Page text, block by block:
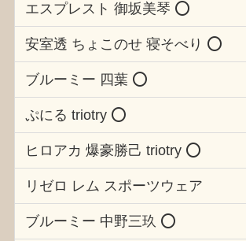
エスプレスト 御坂美琴 ⭕️
安室透 ちょこのせ 寝そべり ⭕️
ブルーミー 四葉 ⭕️
ぷにる triotry ⭕️
ヒロアカ 爆豪勝己 triotry ⭕️
リゼロ レム スポーツウェア
ブルーミー 中野三玖 ⭕️